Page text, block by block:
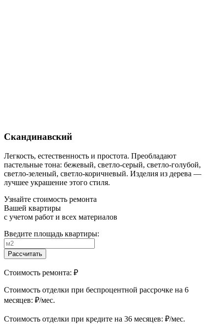
Скандинавский
Легкость, естественность и простота. Преобладают
пастельные тона: бежевый, светло-серый, светло-голубой,
светло-зеленый, светло-коричневый. Изделия из дерева —
лучшее украшение этого стиля.
Узнайте стоимость ремонта
Вашей квартиры
с учетом работ и всех материалов
Введите площадь квартиры:
Рассчитать
Стоимость ремонта: ₽
Cтоимость отделки при беспроцентной рассрочке на 6
месяцев: ₽/мес.
Cтоимость отделки при кредите на 36 месяцев: ₽/мес.